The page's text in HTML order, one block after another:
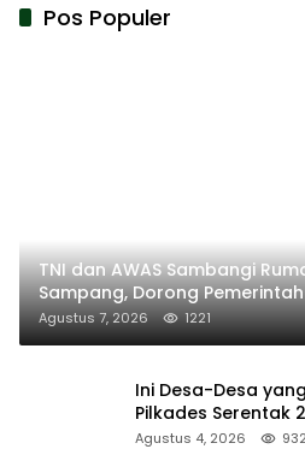
Pos Populer
TNI dan AWAS Sambangi
Sampang, Dorong Pemerintah
Agustus 7, 2026 1221
Ini Desa-Desa
Pilkades Serentak
Sumenep
Agustus 4, 2026 932